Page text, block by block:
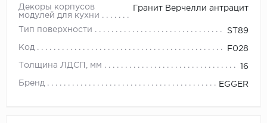
Декоры корпусов
модулей для кухни
Гранит Верчелли антрацит
Тип поверхности ST89
Код F028
Толщина ЛДСП, мм 16
Бренд EGGER